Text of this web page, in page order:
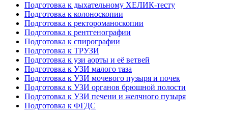
Подготовка к дыхательному ХЕЛИК-тесту
Подготовка к колоноскопии
Подготовка к ректороманоскопии
Подготовка к рентгенографии
Подготовка к спирографии
Подготовка к ТРУЗИ
Подготовка к узи аорты и её ветвей
Подготовка к УЗИ малого таза
Подготовка к УЗИ мочевого пузыря и почек
Подготовка к УЗИ органов брюшной полости
Подготовка к УЗИ печени и желчного пузыря
Подготовка к ФГДС